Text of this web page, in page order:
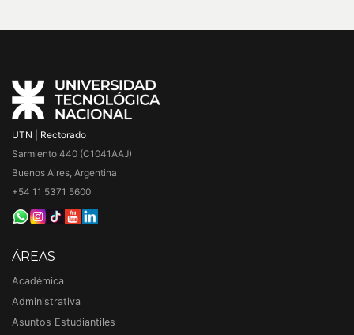
UTN | Rectorado
Sarmiento 440 (C1041AAJ)
Buenos Aires, Argentina
+54 11 5371 5600
ÁREAS
Académica
Administrativa
Asuntos Estudiantiles